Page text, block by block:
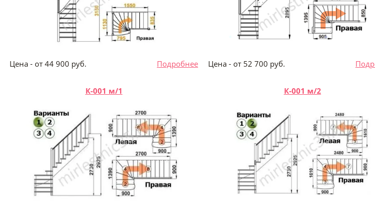
Цена - от 44 900 руб. Подробнее Цена - от 52 700 руб.
К-001 м/1 К-001 м/2